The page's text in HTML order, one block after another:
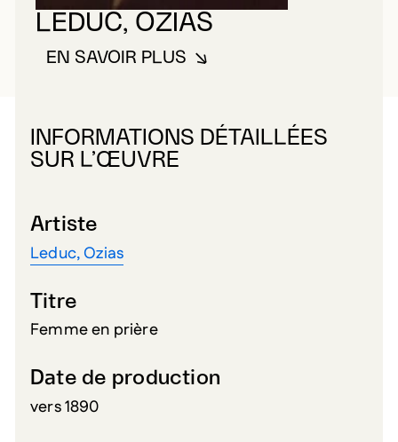
LEDUC, OZIAS
EN SAVOIR PLUSÀ PROPOS DE LEDUC, OZIAS
INFORMATIONS DÉTAILLÉES
SUR L’ŒUVRE
Artiste
Leduc, Ozias
Titre
Femme en prière
Date de production
vers 1890